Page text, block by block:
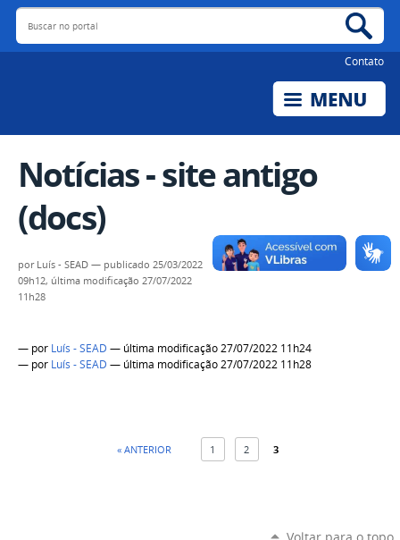
Buscar no portal
Contato
Notícias - site antigo
(docs)
por Luís - SEAD — publicado 25/03/2022
09h12, última modificação 27/07/2022
11h28
— por Luís - SEAD — última modificação 27/07/2022 11h24
— por Luís - SEAD — última modificação 27/07/2022 11h28
« ANTERIOR 1 2 3